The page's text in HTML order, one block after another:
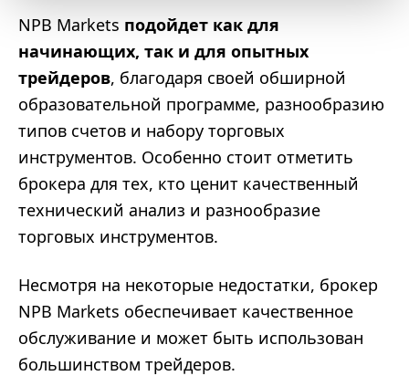
NPB Markets подойдет как для
начинающих, так и для опытных
трейдеров, благодаря своей обширной
образовательной программе, разнообразию
типов счетов и набору торговых
инструментов. Особенно стоит отметить
брокера для тех, кто ценит качественный
технический анализ и разнообразие
торговых инструментов.
Несмотря на некоторые недостатки, брокер
NPB Markets обеспечивает качественное
обслуживание и может быть использован
большинством трейдеров.